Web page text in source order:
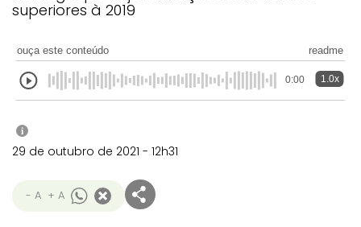
superiores à 2019
ouça este conteúdo readme
0:00 1.0x
i
29 de outubro de 2021 - 12h31
- A + A